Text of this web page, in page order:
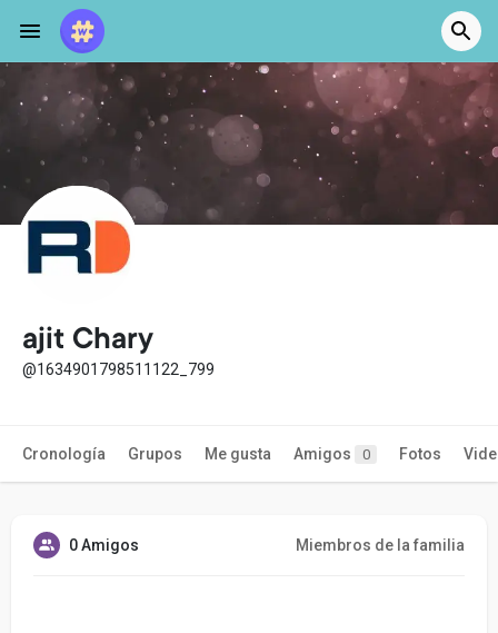
ajit Chary
@1634901798511122_799
Cronología Grupos Me gusta Amigos 0 Fotos
0 Amigos Miembros de la familia